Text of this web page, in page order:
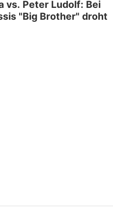
vs. Peter Ludolf: Bei
"Big Brother" droht